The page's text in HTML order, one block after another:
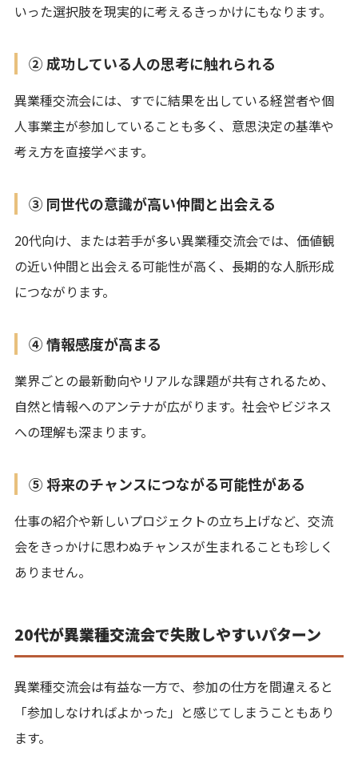
いった選択肢を現実的に考えるきっかけにもなります。
② 成功している人の思考に触れられる
異業種交流会には、すでに結果を出している経営者や個
人事業主が参加していることも多く、意思決定の基準や
考え方を直接学べます。
③ 同世代の意識が高い仲間と出会える
20代向け、または若手が多い異業種交流会では、価値観
の近い仲間と出会える可能性が高く、長期的な人脈形成
につながります。
④ 情報感度が高まる
業界ごとの最新動向やリアルな課題が共有されるため、
自然と情報へのアンテナが広がります。社会やビジネス
への理解も深まります。
⑤ 将来のチャンスにつながる可能性がある
仕事の紹介や新しいプロジェクトの立ち上げなど、交流
会をきっかけに思わぬチャンスが生まれることも珍しく
ありません。
20代が異業種交流会で失敗しやすいパターン
異業種交流会は有益な一方で、参加の仕方を間違えると
「参加しなければよかった」と感じてしまうこともあり
ます。